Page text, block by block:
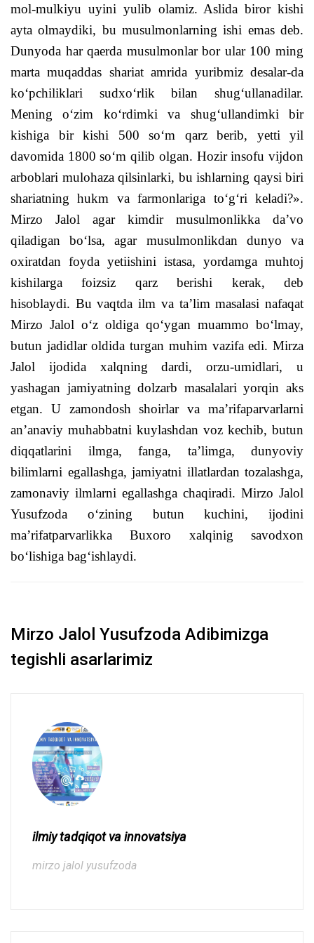
mol-mulkiyu uyini yulib olamiz. Aslida biror kishi
ayta olmaydiki, bu musulmonlarning ishi emas deb.
Dunyoda har qaerda musulmonlar bor ular 100 ming
marta muqaddas shariat amrida yuribmiz desalar-da
ko‘pchiliklari sudxo‘rlik bilan shug‘ullanadilar.
Mening o‘zim ko‘rdimki va shug‘ullandimki bir
kishiga bir kishi 500 so‘m qarz berib, yetti yil
davomida 1800 so‘m qilib olgan. Hozir insofu vijdon
arboblari mulohaza qilsinlarki, bu ishlarning qaysi biri
shariatning hukm va farmonlariga to‘g‘ri keladi?».
Mirzo Jalol agar kimdir musulmonlikka da’vo
qiladigan bo‘lsa, agar musulmonlikdan dunyo va
oxiratdan foyda yetiishini istasa, yordamga muhtoj
kishilarga foizsiz qarz berishi kerak, deb
hisoblaydi. Bu vaqtda ilm va ta’lim masalasi nafaqat
Mirzo Jalol o‘z oldiga qo‘ygan muammo bo‘lmay,
butun jadidlar oldida turgan muhim vazifa edi. Mirza
Jalol ijodida xalqning dardi, orzu-umidlari, u
yashagan jamiyatning dolzarb masalalari yorqin aks
etgan. U zamondosh shoirlar va ma’rifaparvarlarni
an’anaviy muhabbatni kuylashdan voz kechib, butun
diqqatlarini ilmga, fanga, ta’limga, dunyoviy
bilimlarni egallashga, jamiyatni illatlardan tozalashga,
zamonaviy ilmlarni egallashga chaqiradi. Mirzo Jalol
Yusufzoda o‘zining butun kuchini, ijodini
ma’rifatparvarlikka Buxoro xalqinig savodxon
bo‘lishiga bag‘ishlaydi.
Mirzo Jalol Yusufzoda Adibimizga
tegishli asarlarimiz
ilmiy tadqiqot va innovatsiya
mirzo jalol yusufzoda